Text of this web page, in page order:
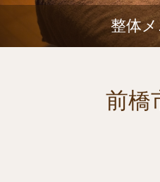
整体
前橋